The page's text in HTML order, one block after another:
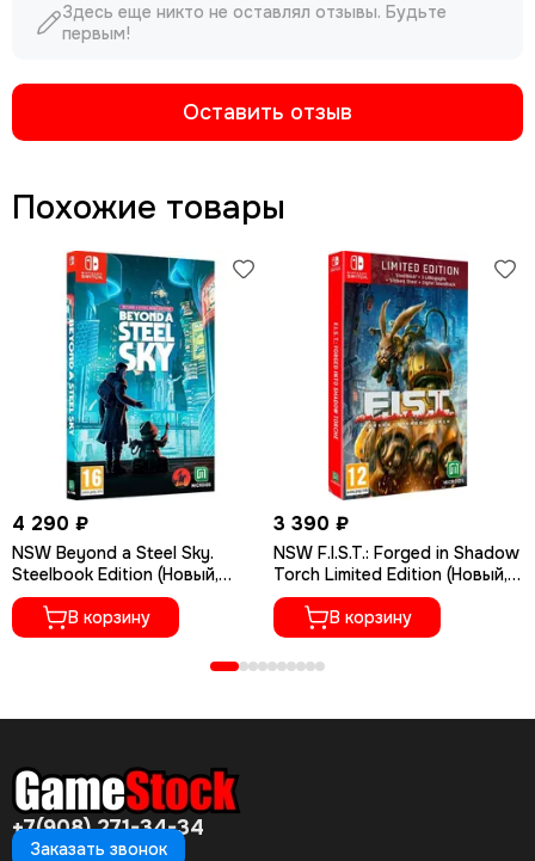
Здесь еще никто не оставлял отзывы. Будьте
первым!
Оставить отзыв
Похожие товары
4 290 ₽
NSW Beyond a Steel Sky.
Steelbook Edition (Новый,
Русские субттиры)
В корзину
3 390 ₽
NSW F.I.S.T.: Forged in Shadow
Torch Limited Edition (Новый,
Русские субтитры)
В корзину
+7(908) 271-34-34
Заказать звонок